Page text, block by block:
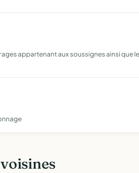
appartenant aux soussignes ainsi que